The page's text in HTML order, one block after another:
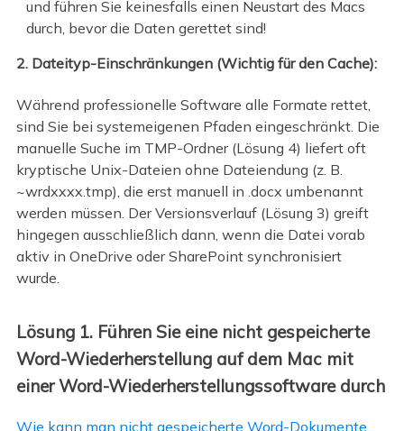
und führen Sie keinesfalls einen Neustart des Macs
durch, bevor die Daten gerettet sind!
2. Dateityp-Einschränkungen (Wichtig für den Cache):
Während professionelle Software alle Formate rettet,
sind Sie bei systemeigenen Pfaden eingeschränkt. Die
manuelle Suche im TMP-Ordner (Lösung 4) liefert oft
kryptische Unix-Dateien ohne Dateiendung (z. B.
~wrdxxxx.tmp), die erst manuell in .docx umbenannt
werden müssen. Der Versionsverlauf (Lösung 3) greift
hingegen ausschließlich dann, wenn die Datei vorab
aktiv in OneDrive oder SharePoint synchronisiert
wurde.
Lösung 1. Führen Sie eine nicht gespeicherte
Word-Wiederherstellung auf dem Mac mit
einer Word-Wiederherstellungssoftware durch
Wie kann man nicht gespeicherte Word-Dokumente